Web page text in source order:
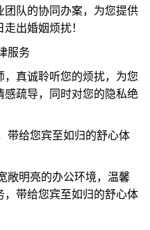
队的协同办案，为您提供
出婚姻烦扰！
服务
真诚聆听您的烦扰，为您
疏导，同时对您的隐私绝
带给您宾至如归的舒心体
敞明亮的办公环境，温馨
，带给您宾至如归的舒心体